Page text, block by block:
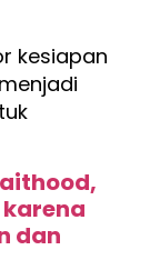
kesiapan
dan